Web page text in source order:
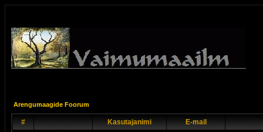
Arengumaagide Foorum
# Kasutajanimi
E-mail